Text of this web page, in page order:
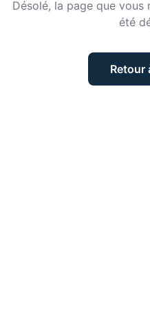
Désolé, la page que vous
été
Retour